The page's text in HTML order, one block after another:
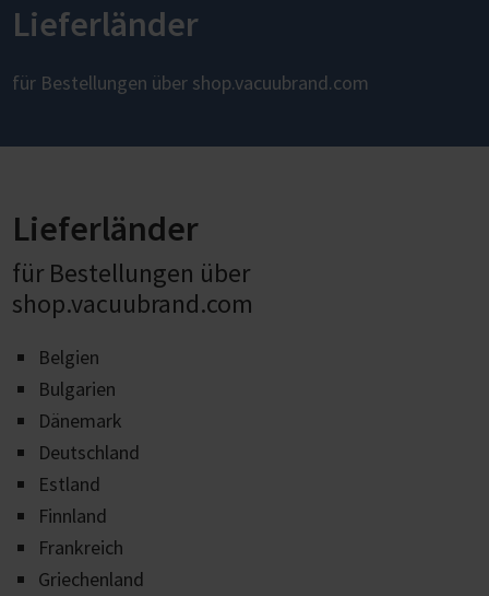
Lieferländer
für Bestellungen über shop.vacuubrand.com
Lieferländer
für Bestellungen über
shop.vacuubrand.com
Belgien
Bulgarien
Dänemark
Deutschland
Estland
Finnland
Frankreich
Griechenland